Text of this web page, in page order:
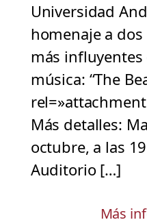
Universidad
homenaje a
más
música: “The
Más detalles:
octubre, a las
Auditorio […]
Más